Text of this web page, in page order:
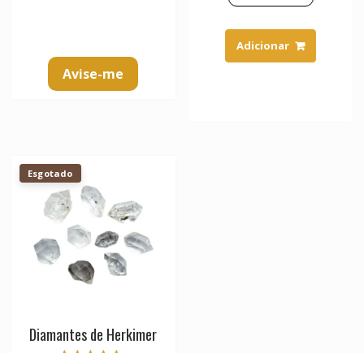
Avise-me
Adicionar
Esgotado
Diamantes de Herkimer